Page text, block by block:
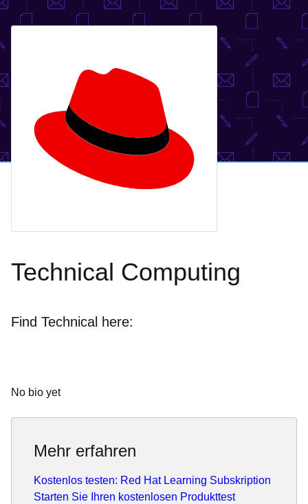
Technical Computing
Find Technical here:
No bio yet
Mehr erfahren
Kostenlos testen: Red Hat Learning Subskription
Starten Sie Ihren kostenlosen Produkttest